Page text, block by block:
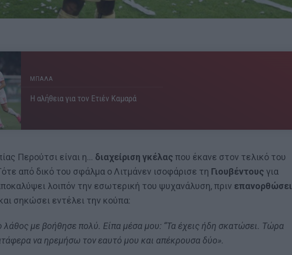
ΜΠΑΛΑ
Η αλήθεια για τον Ετιέν Καμαρά
Περούτσι είναι η… διαχείριση γκέλας που έκανε στον τελικό του
από δικό του σφάλμα ο Λιτμάνεν ισοφάρισε τη Γιουβέντους για
λοιπόν την εσωτερική του ψυχανάλυση, πριν επανορθώσει
σηκώσει εντέλει την κούπα:
λάθος με βοήθησε πολύ. Είπα μέσα μου: “Τα έχεις ήδη σκατώσει. Τώρα
να ηρεμήσω τον εαυτό μου και απέκρουσα δύο».